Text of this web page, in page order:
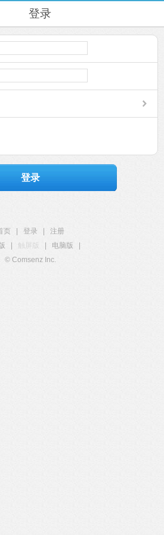
登录
登录
页 登录
注册
触屏版 电脑版
© Comsenz Inc.